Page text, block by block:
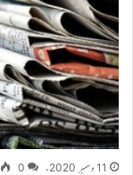
11 دسمبر 2020ء 0